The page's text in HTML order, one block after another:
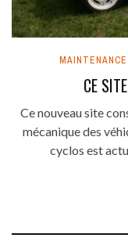
MAINTENANCE
CE
Ce nouveau site
mécanique des
cyclos est